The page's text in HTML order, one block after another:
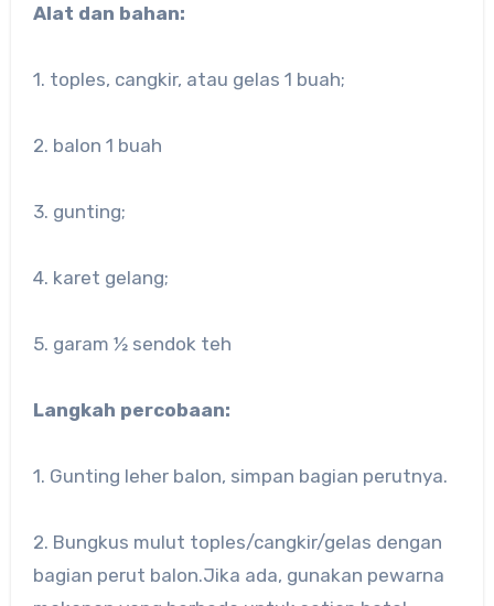
Alat dan bahan:
1. toples, cangkir, atau gelas 1 buah;
2. balon 1 buah
3. gunting;
4. karet gelang;
5. garam ½ sendok teh
Langkah percobaan:
1. Gunting leher balon, simpan bagian perutnya.
2. Bungkus mulut toples/cangkir/gelas dengan
bagian perut balon.Jika ada, gunakan pewarna